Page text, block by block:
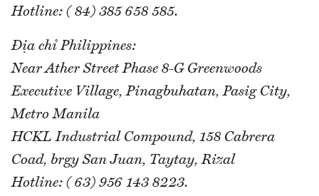
Hotline: ( 84) 385 658 585.
Địa chỉ Philippines:
Near Ather Street Phase 8-G Greenwoods
Executive Village, Pinagbuhatan, Pasig City,
Metro Manila
HCKL Industrial Compound, 158 Cabrera
Coad, brgy San Juan, Taytay, Rizal
Hotline: ( 63) 956 143 8223.